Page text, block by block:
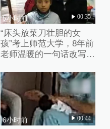
5小时前 00:35
“床头放菜刀壮胆的女
孩”考上师范大学，8年前
老师温暖的一句话改写了
6小时前 00:44